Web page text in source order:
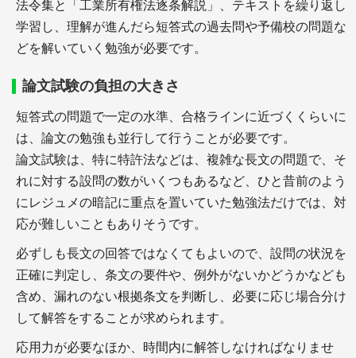
士業のサイト運営
＋サイト制作・運営のためのシステムはどれがい
い？
＋サイトは自分で制作した方がいい理由について解
士業のSEO対策
法令集と「工業所有権法逐条解説」、テキストを繰り返し
学習し、理解が進んだら短答式の過去問や予備校の問題な
どを解いていく勉強が必要です。
論文試験の負担の大きさ
短答式の問題で一定の水準、合格ラインに近づくくらいに
は、論文の勉強も並行して行うことが必要です。
論文試験は、特に特許法などは、複雑な長文の問題で、そ
れに対する設問の数がいくつもあるなど、ひと昔前のよう
にレジュメの暗記に重点を置いていた勉強法だけでは、対
応が難しいこともありそうです。
必ずしも長文の回答ではなくてもよいので、設問の状況を
正確に判定し、条文の要件や、例外がないかどうかなども
含め、漏れのない根拠条文を判断し、必要に応じ場合分け
して解答をすることが求められます。
応用力が必要なほか、時間内に解答しなければなりませ